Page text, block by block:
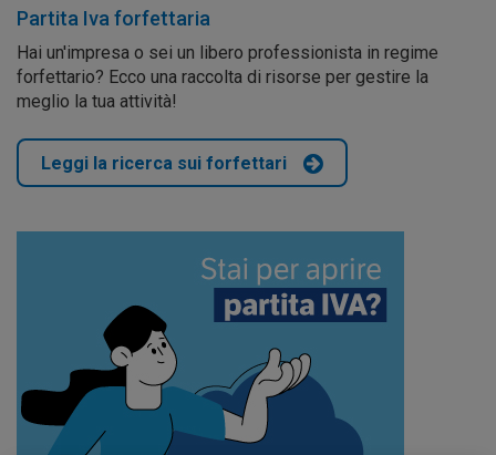
Partita Iva forfettaria
Hai un'impresa o sei un libero professionista in regime
forfettario? Ecco una raccolta di risorse per gestire la
meglio la tua attività!
Leggi la ricerca sui forfettari